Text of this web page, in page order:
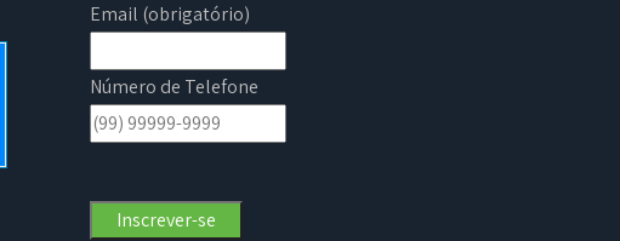
Email (obrigatório)
Número de Telefone